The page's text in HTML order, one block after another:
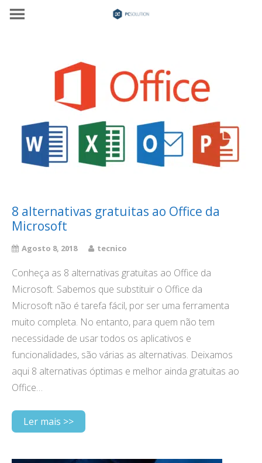
8 alternativas gratuitas ao Office da
Microsoft
Agosto 8, 2018 tecnico
Conheça as 8 alternativas gratuitas ao Office da
Microsoft. Sabemos que substituir o Office da
Microsoft não é tarefa fácil, por ser uma ferramenta
muito completa. No entanto, para quem não tem
necessidade de usar todos os aplicativos e
funcionalidades, são várias as alternativas. Deixamos
aqui 8 alternativas óptimas e melhor ainda gratuitas ao
Office…
Ler mais >>